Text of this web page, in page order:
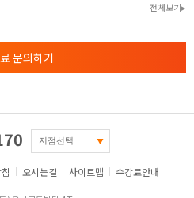
전체보기
문의하기
오시는길 사이트맵 수강료안내